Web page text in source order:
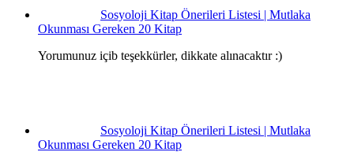
Sosyoloji Kitap Önerileri Listesi | Mutlaka
Okunması Gereken 20 Kitap
Yorumunuz içib teşekkürler, dikkate alınacaktır :)
Sosyoloji Kitap Önerileri Listesi | Mutlaka
Okunması Gereken 20 Kitap